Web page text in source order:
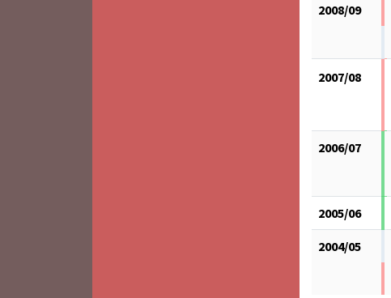
2008/09
2007/08
2006/07
2005/06
2004/05